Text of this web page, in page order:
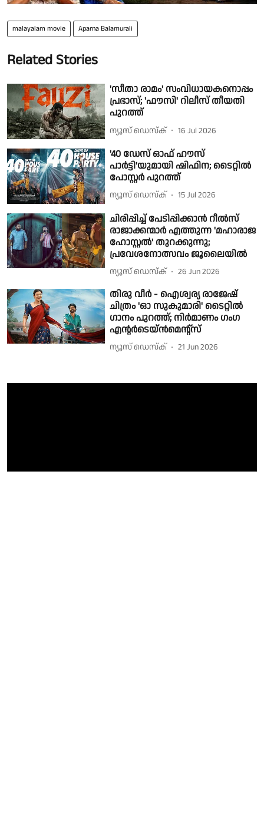
malayalam movie Aparna Balamurali
Related Stories
'സീതാ രാമം' സംവിധായകനൊപ്പം
പ്രഭാസ്; 'ഫൗസി' റിലീസ് തീയതി
പുറത്ത്
ന്യൂസ് ഡെസ്ക് 16 Jul 2026
'40 ഡേസ് ഓഫ് ഹൗസ്
പാർട്ടി'യുമായി ഷിഫിന; ടൈറ്റിൽ
പോസ്റ്റർ പുറത്ത്
ന്യൂസ് ഡെസ്ക് 15 Jul 2026
ചിരിപ്പിച്ച് പേടിപ്പിക്കാന്‍ റീല്‍സ്
രാജാക്കന്മാര്‍ എത്തുന്ന 'മഹാരാജ
ഹോസ്റ്റല്‍' തുറക്കുന്നു;
പ്രവേശനോത്സവം ജൂലൈയില്‍
ന്യൂസ് ഡെസ്ക് 26 Jun 2026
തിരു വീർ - ഐശ്വര്യ രാജേഷ്
ചിത്രം 'ഓ സുകുമാരി' ടൈറ്റിൽ
ഗാനം പുറത്ത്; നിർമാണം ഗംഗ
എന്റർടെയ്ൻമെന്റ്‌സ്
ന്യൂസ് ഡെസ്ക് 21 Jun 2026